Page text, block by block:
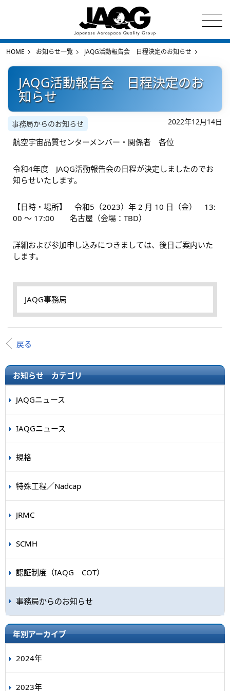
HOME お知らせ一覧 JAQG活動報告会 日程決定のお知らせ
JAQG活動報告会 日程決定のお
知らせ
事務局からのお知らせ 2022年12月14日
航空宇宙品質センターメンバー・関係者 各位
令和4年度 JAQG活動報告会の日程が決定しましたのでお
知らせいたします。
【日時・場所】 令和5（2023）年 2 月 10 日（金） 13:
00 ～ 17:00 名古屋（会場：TBD）
詳細および参加申し込みにつきましては、後日ご案内いた
します。
JAQG事務局
戻る
お知らせ カテゴリ
JAQGニュース
IAQGニュース
規格
特殊工程／Nadcap
JRMC
SCMH
認証制度（IAQG COT）
事務局からのお知らせ
年別アーカイブ
2024年
2023年